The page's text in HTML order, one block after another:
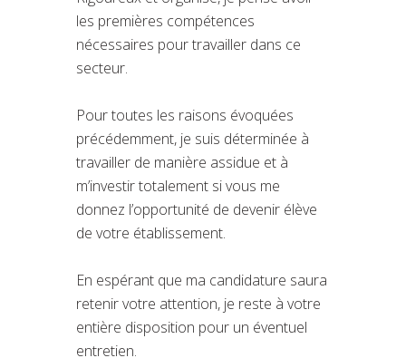
les premières compétences
nécessaires pour travailler dans ce
secteur.
Pour toutes les raisons évoquées
précédemment, je suis déterminée à
travailler de manière assidue et à
m’investir totalement si vous me
donnez l’opportunité de devenir élève
de votre établissement.
En espérant que ma candidature saura
retenir votre attention, je reste à votre
entière disposition pour un éventuel
entretien.